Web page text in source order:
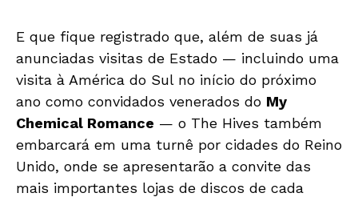
E que fique registrado que, além de suas já
anunciadas visitas de Estado — incluindo uma
visita à América do Sul no início do próximo
ano como convidados venerados do My
Chemical Romance — o The Hives também
embarcará em uma turnê por cidades do Reino
Unido, onde se apresentarão a convite das
mais importantes lojas de discos de cada